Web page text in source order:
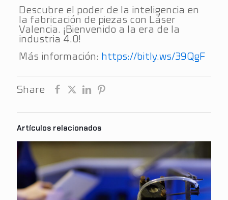
Descubre el poder de la inteligencia en
la fabricación de piezas con Láser
Valencia. ¡Bienvenido a la era de la
industria 4.0!
Más información: https://bitly.ws/39QgF
Share